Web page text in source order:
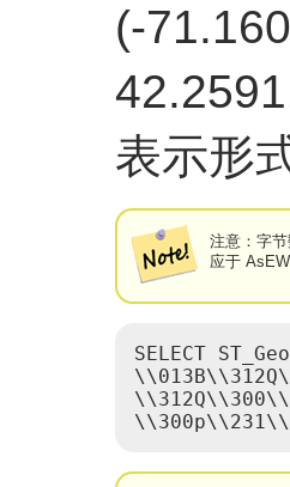
(-
表示形
注意：字
应于
SELECT